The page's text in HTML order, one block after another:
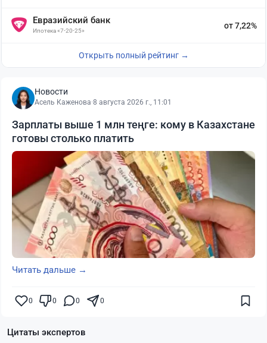
Евразийский банк
Ипотека «7-20-25»
от 7,22%
Открыть полный рейтинг →
Новости
Асель Каженова·8 августа 2026 г., 11:01
Зарплаты выше 1 млн теңге: кому в Казахстане
готовы столько платить
Читать дальше →
0 0 0 0
Цитаты экспертов